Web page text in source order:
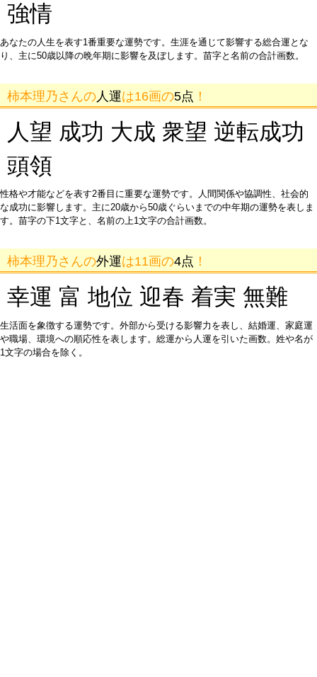
強情
あなたの人生を表す1番重要な運勢です。生涯を通じて影響する総合運とな
り、主に50歳以降の晩年期に影響を及ぼします。苗字と名前の合計画数。
柿本理乃さんの 人運は16画の5点 ！
人望 成功 大成 衆望 逆転成功
頭領
性格や才能などを表す2番目に重要な運勢です。人間関係や協調性、社会的
な成功に影響します。主に20歳から50歳ぐらいまでの中年期の運勢を表しま
す。苗字の下1文字と、名前の上1文字の合計画数。
柿本理乃さんの外運は11画の4点 ！
幸運 富 地位 迎春 着実 無難
生活面を象徴する運勢です。外部から受ける影響力を表し、結婚運、家庭運
や職場、環境への順応性を表します。総運から人運を引いた画数。姓や名が
1文字の場合を除く。